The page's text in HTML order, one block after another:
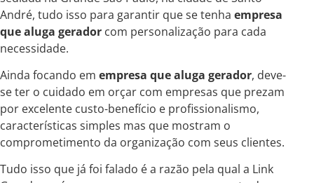
André, tudo isso para garantir que se tenha empresa
que aluga gerador com personalização para cada
necessidade.
Ainda focando em empresa que aluga gerador, deve-
se ter o cuidado em orçar com empresas que prezam
por excelente custo-benefício e profissionalismo,
características simples mas que mostram o
comprometimento da organização com seus clientes.
Tudo isso que já foi falado é a razão pela qual a Link